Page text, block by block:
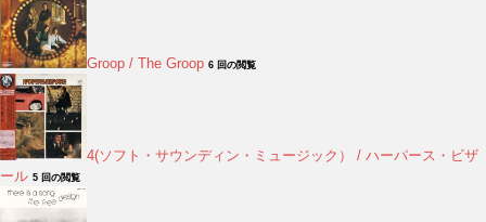
Groop / The Groop 6 回の閲覧
4(ソフト・サウンディン・ミュージック） / ハーパース・ビザ
ール 5 回の閲覧